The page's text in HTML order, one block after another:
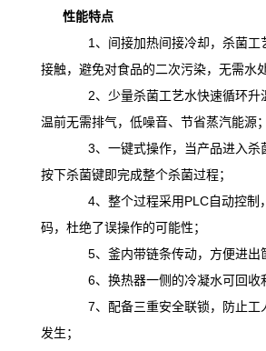
性能特点
1、间接加热间接冷却，杀菌工
接触，避免对食品的二次污染，无需水
2、少量杀菌工艺水快速循环升
温前无需排气，低噪音、节省蒸汽能源；
3、一键式操作，当产品进入杀
按下杀菌键即完成整个杀菌过程；
4、整个过程采用PLC自动控制
码，杜绝了误操作的可能性；
5、釜内带链条传动，方便进出
6、换热器一侧的冷凝水可回收
7、配备三重安全联锁，防止工
发生；